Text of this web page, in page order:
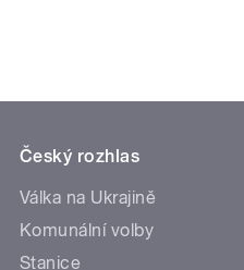
Český rozhlas
Válka na Ukrajině
Komunální volby
Stanice